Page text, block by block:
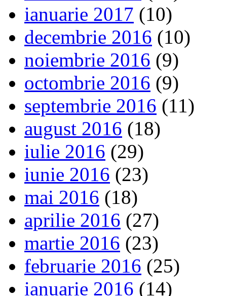
ianuarie 2017 (10)
decembrie 2016 (10)
noiembrie 2016 (9)
octombrie 2016 (9)
septembrie 2016 (11)
august 2016 (18)
iulie 2016 (29)
iunie 2016 (23)
mai 2016 (18)
aprilie 2016 (27)
martie 2016 (23)
februarie 2016 (25)
ianuarie 2016 (14)